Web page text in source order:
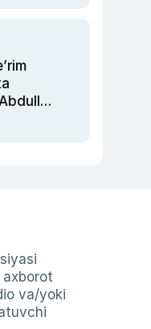
axborot
va/yoki